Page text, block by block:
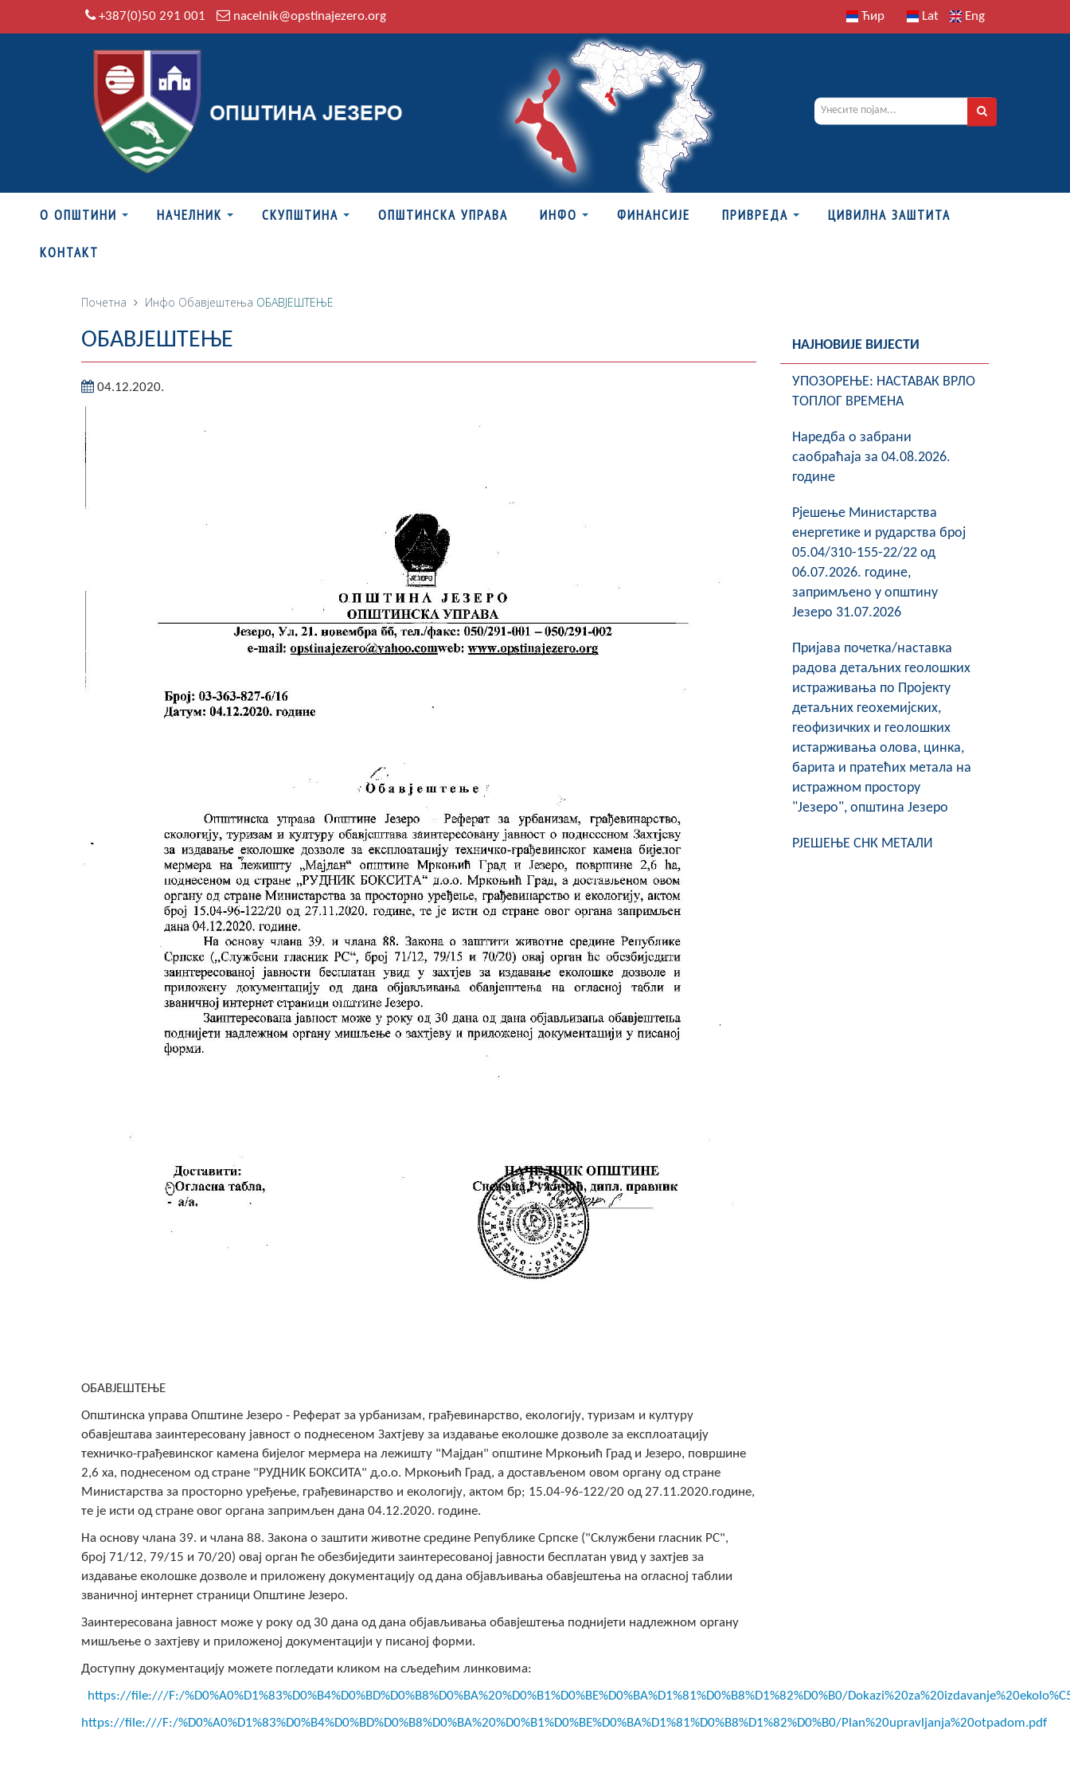
+387(0)50 291 001 nacelnik@opstinajezero.org Ћир Lat Eng
О ОПШТИНИ НАЧЕЛНИК СКУПШТИНА ОПШТИНСКА УПРАВА ИНФО ФИНАНСИЈЕ ПРИВРЕДА ЦИВИЛНА ЗАШТИТА
КОНТАКТ
Почетна Инфо Обавјештења ОБАВЈЕШТЕЊЕ
ОБАВЈЕШТЕЊЕ
04.12.2020.
ОБАВЈЕШТЕЊЕ
Општинска управа Општине Језеро - Реферат за урбанизам, грађевинарство, екологију, туризам и културу
обавјештава заинтересовану јавност о поднесеном Захтјеву за издавање еколошке дозволе за експлоатацију
техничко-грађевинског камена бијелог мермера на лежишту "Мајдан" општине Мркоњић Град и Језеро, површине
2,6 ха, поднесеном од стране "РУДНИК БОКСИТА" д.о.о. Мркоњић Град, а достављеном овом органу од стране
Министарства за просторно уређење, грађевинарство и екологију, актом бр; 15.04-96-122/20 од 27.11.2020.године,
те је исти од стране овог органа запримљен дана 04.12.2020. године.
На основу члана 39. и члана 88. Закона о заштити животне средине Републике Српске ("Склужбени гласник РС",
број 71/12, 79/15 и 70/20) овај орган ће обезбиједити заинтересованој јавности бесплатан увид у захтјев за
издавање еколошке дозволе и приложену документацију од дана објављивања обавјештења на огласној таблии
званичној интернет страници Општине Језеро.
Заинтересована јавност може у року од 30 дана од дана објављивања обавјештења поднијети надлежном органу
мишљење о захтјеву и приложеној документацији у писаној форми.
Доступну документацију можете погледати кликом на сљедећим линковима:
https://file:///F:/%D0%A0%D1%83%D0%B4%D0%BD%D0%B8%D0%BA%20%D0%B1%D0%BE%D0%BA%D1%81%D0%B8%D1%82%D0%B0/
https://file:///F:/%D0%A0%D1%83%D0%B4%D0%BD%D0%B8%D0%BA%20%D0%B1%D0%BE%D0%BA%D1%81%D0%B8%D1%82%D0%B0/Plan%20upravljanja%20otpadom.pdf
НАЈНОВИЈЕ ВИЈЕСТИ
УПОЗОРЕЊЕ: НАСТАВАК ВРЛО
ТОПЛОГ ВРЕМЕНА
Наредба о забрани
саобраћаја за 04.08.2026.
године
Рјешење Министарства
енергетике и рударства број
05.04/310-155-22/22 од
06.07.2026. године,
запримљено у општину
Језеро 31.07.2026
Пријава почетка/наставка
радова детаљних геолошких
истраживања по Пројекту
детаљних геохемијских,
геофизичких и геолошких
истарживања олова, цинка,
барита и пратећих метала на
истражном простору
"Језеро", општина Језеро
РЈЕШЕЊЕ СНК МЕТАЛИ